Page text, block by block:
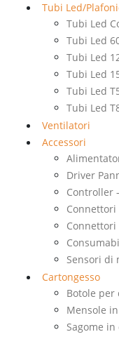
Tubi Led/
Tubi Led
Tubi Led
Tubi Led
Tubi Led
Tubi Led
Tubi Led
Ventilatori
Accessori
Driver
Controller
Connettori
Connettori
Sensori di
Cartongesso
Botole per
Mensole
Sagome